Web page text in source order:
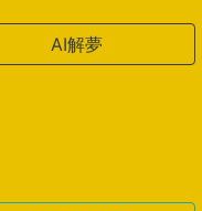
AI解夢